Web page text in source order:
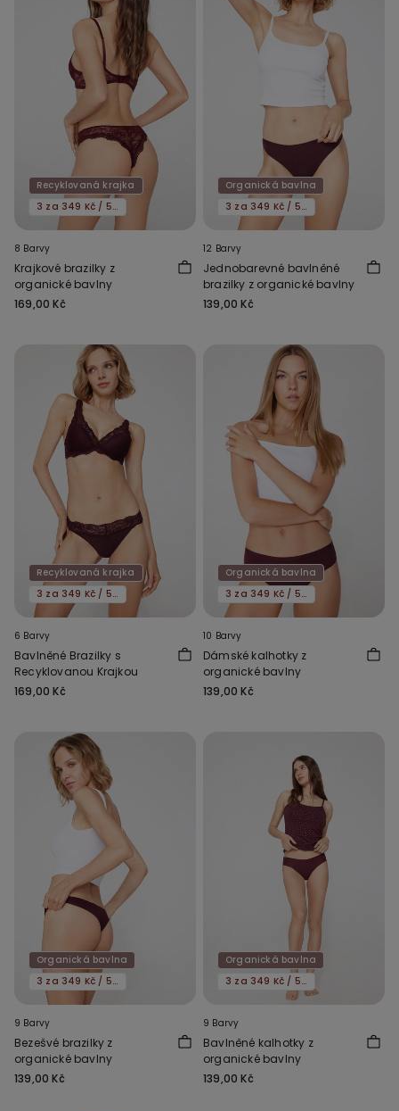
Recyklovaná krajka
3 za 349 Kč / 5 za 549 Kč
8 Barvy
Krajkové brazilky z
organické bavlny
169,00 Kč
Organická bavlna
3 za 349 Kč / 5 za 549 Kč
12 Barvy
Jednobarevné bavlněné
brazilky z organické bavlny
139,00 Kč
Recyklovaná krajka
3 za 349 Kč / 5 za 549 Kč
6 Barvy
Bavlněné Brazilky s
Recyklovanou Krajkou
169,00 Kč
Organická bavlna
3 za 349 Kč / 5 za 549 Kč
10 Barvy
Dámské kalhotky z
organické bavlny
139,00 Kč
Organická bavlna
3 za 349 Kč / 5 za 549 Kč
9 Barvy
Bezešvé brazilky z
organické bavlny
139,00 Kč
Organická bavlna
3 za 349 Kč / 5 za 549 Kč
9 Barvy
Bavlněné kalhotky z
organické bavlny
139,00 Kč